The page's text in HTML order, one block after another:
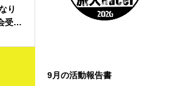
9月の活動報告書